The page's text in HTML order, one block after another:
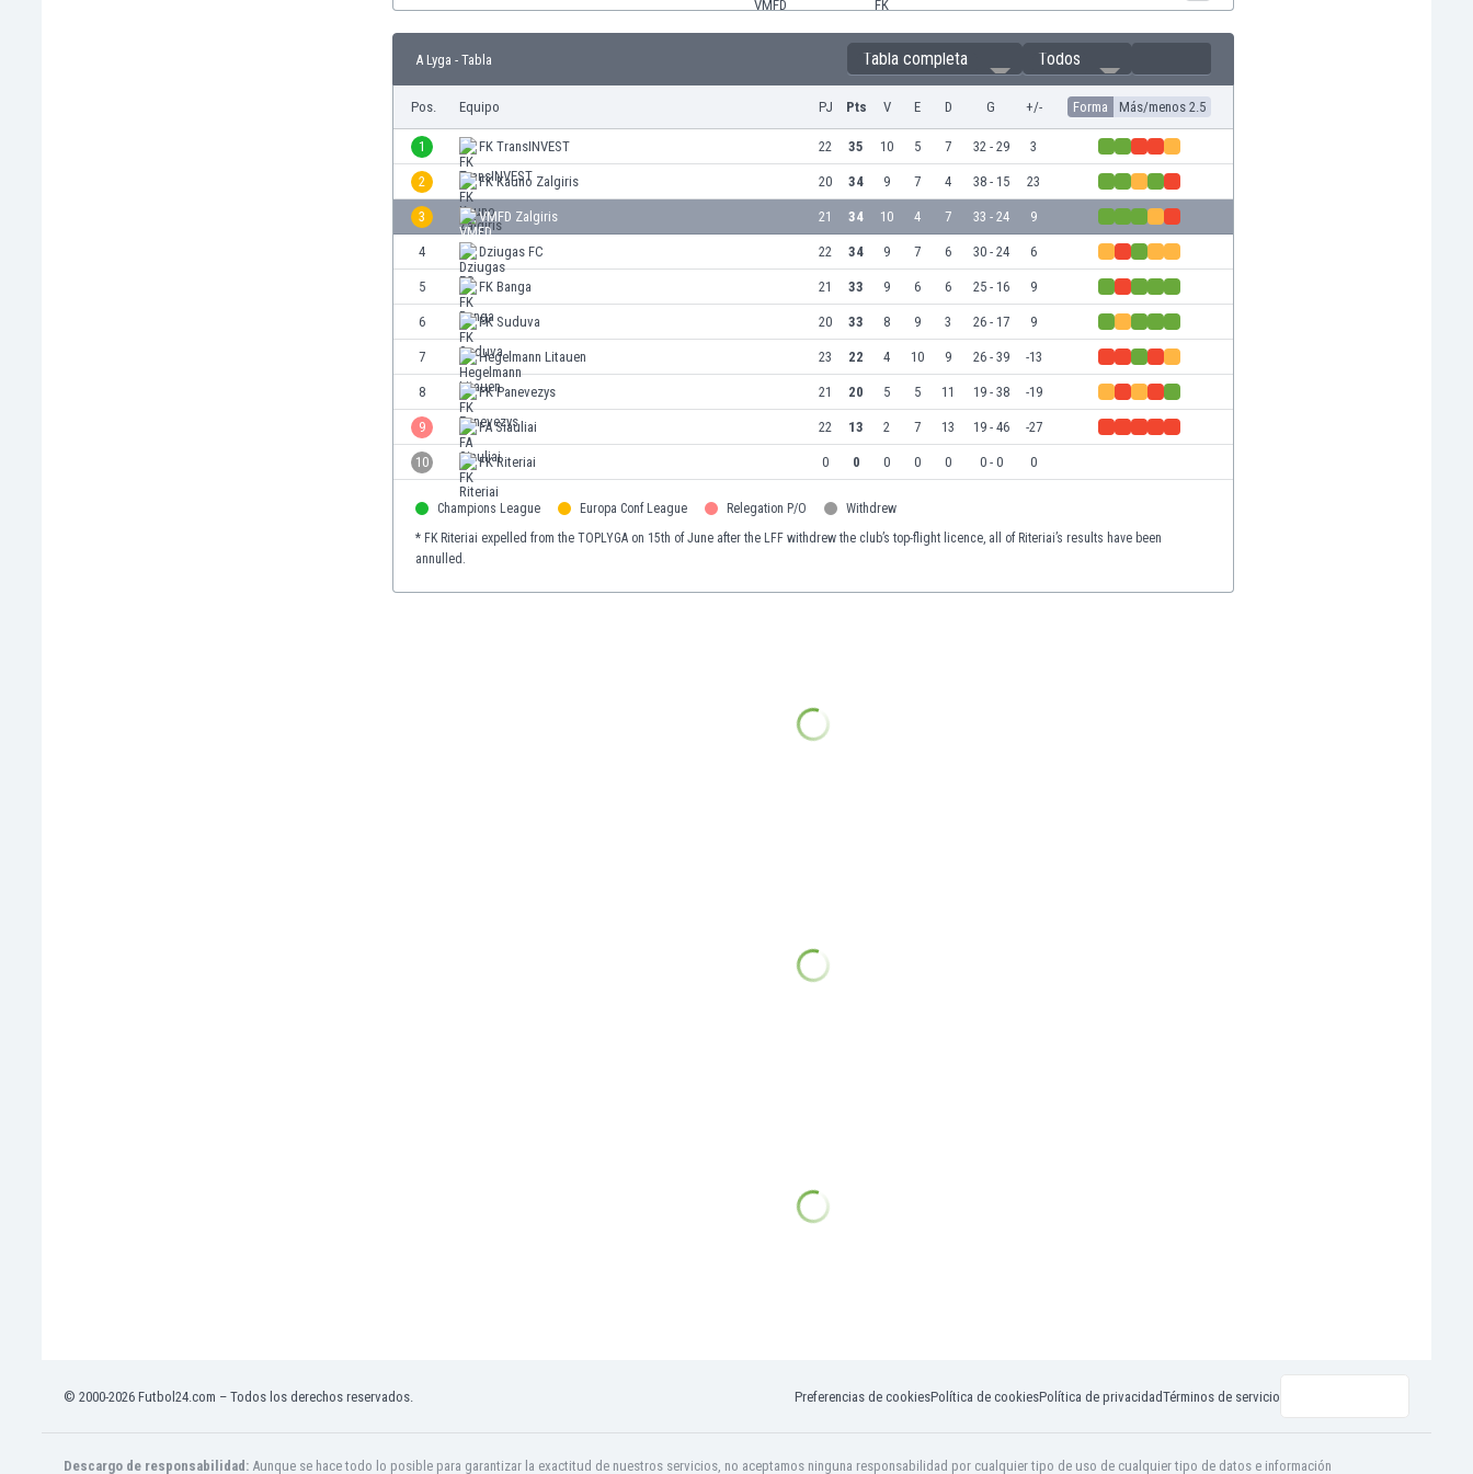
Islandia
Italia
A Lyga - Tabla Tabla completa Todos
Pos. Equipo PJ Pts V E D G +/- Forma Más/menos 2.5
1 FK TransINVEST 22 35 10 5 7 32 - 29 3
2 FK Kauno Zalgiris 20 34 9 7 4 38 - 15 23
3 VMFD Zalgiris 21 34 10 4 7 33 - 24 9
4 Dziugas FC 22 34 9 7 6 30 - 24 6
5 FK Banga 21 33 9 6 6 25 - 16 9
6 FK Suduva 20 33 8 9 3 26 - 17 9
7 Hegelmann Litauen 23 22 4 10 9 26 - 39 -13
8 FK Panevezys 21 20 5 5 11 19 - 38 -19
9 FA Siauliai 22 13 2 7 13 19 - 46 -27
10 FK Riteriai 0 0 0 0 0 0 - 0 0
Champions League Europa Conf League Relegation P/O
Withdrew
* FK Riteriai expelled from the TOPLYGA on 15th of June after the LFF withdrew the club’s top-flight licence, all of Riteriai’s results have been
annulled.
© 2000-2026 Futbol24.com – Todos los derechos reservados. Preferencias de cookiesPolítica de cookiesPolítica de privacidadTérminos de servicio
Descargo de responsabilidad: Aunque se hace todo lo posible para garantizar la exactitud de nuestros servicios, no aceptamos ninguna responsabilidad por cualquier tipo de uso de cualquier tipo de datos e información